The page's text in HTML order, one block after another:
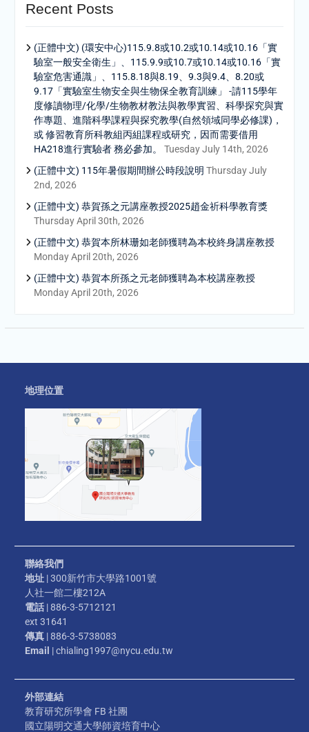
Recent Posts
(正體中文) (環安中心)115.9.8或10.2或10.14或10.16「實
驗室一般安全衛生」、115.9.9或10.7或10.14或10.16「實
驗室危害通識」、115.8.18與8.19、9.3與9.4、8.20或
9.17「實驗室生物安全與生物保全教育訓練」 -請115學年
度修讀物理/化學/生物教材教法與教學實習、科學探究與實
作專題、進階科學課程與探究教學(自然領域同學必修課)，
或 修習教育所科教組丙組課程或研究，因而需要借用
HA218進行實驗者 務必參加。
Tuesday July 14th, 2026
(正體中文) 115年暑假期間辦公時段說明 Thursday July
2nd, 2026
(正體中文) 恭賀孫之元講座教授2025趙金祈科學教育獎
Thursday April 30th, 2026
(正體中文) 恭賀本所林珊如老師獲聘為本校終身講座教授
Monday April 20th, 2026
(正體中文) 恭賀本所孫之元老師獲聘為本校講座教授
Monday April 20th, 2026
地理位置
聯絡我們
地址 | 300新竹市大學路1001號
人社一館二樓212A
電話 | 886-3-5712121
ext 31641
傳真 | 886-3-5738083
Email | chialing1997@nycu.edu.tw
外部連結
教育研究所學會 FB 社團
國立陽明交通大學師資培育中心